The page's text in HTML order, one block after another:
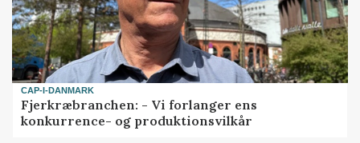
CAP-I-DANMARK
Fjerkræbranchen: - Vi forlanger ens
konkurrence- og produktionsvilkår